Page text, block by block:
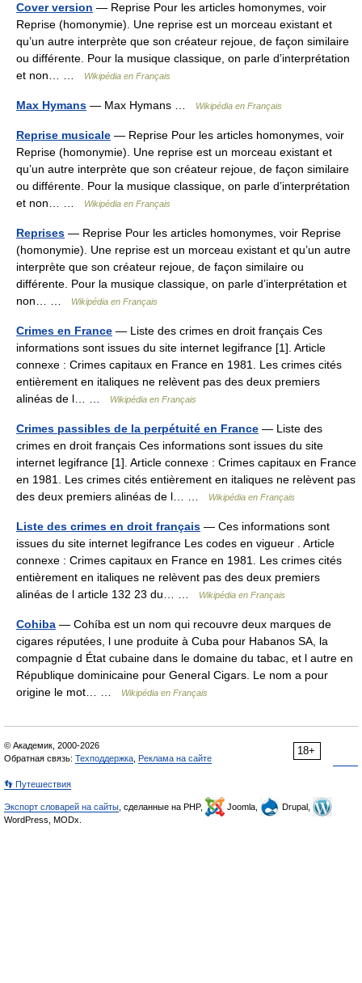
Cover version — Reprise Pour les articles homonymes, voir
Reprise (homonymie). Une reprise est un morceau existant et
qu’un autre interprète que son créateur rejoue, de façon similaire
ou différente. Pour la musique classique, on parle d’interprétation
et non… …
Wikipédia en Français
Max Hymans — Max Hymans … Wikipédia en Français
Reprise musicale — Reprise Pour les articles homonymes, voir
Reprise (homonymie). Une reprise est un morceau existant et
qu’un autre interprète que son créateur rejoue, de façon similaire
ou différente. Pour la musique classique, on parle d’interprétation
et non… …
Wikipédia en Français
Reprises — Reprise Pour les articles homonymes, voir Reprise
(homonymie). Une reprise est un morceau existant et qu’un autre
interprète que son créateur rejoue, de façon similaire ou
différente. Pour la musique classique, on parle d’interprétation et
non… …
Wikipédia en Français
Crimes en France — Liste des crimes en droit français Ces
informations sont issues du site internet legifrance [1]. Article
connexe : Crimes capitaux en France en 1981. Les crimes cités
entièrement en italiques ne relèvent pas des deux premiers
alinéas de l… …
Wikipédia en Français
Crimes passibles de la perpétuité en France — Liste des
crimes en droit français Ces informations sont issues du site
internet legifrance [1]. Article connexe : Crimes capitaux en France
en 1981. Les crimes cités entièrement en italiques ne relèvent pas
des deux premiers alinéas de l… …
Wikipédia en Français
Liste des crimes en droit français — Ces informations sont
issues du site internet legifrance Les codes en vigueur . Article
connexe : Crimes capitaux en France en 1981. Les crimes cités
entièrement en italiques ne relèvent pas des deux premiers
alinéas de l article 132 23 du… …
Wikipédia en Français
Cohiba — Cohíba est un nom qui recouvre deux marques de
cigares réputées, l une produite à Cuba pour Habanos SA, la
compagnie d État cubaine dans le domaine du tabac, et l autre en
République dominicaine pour General Cigars. Le nom a pour
origine le mot… …
Wikipédia en Français
18+
© Академик, 2000-2026
Обратная связь: Техподдержка Реклама на сайте
👣 Путешествия
Экспорт словарей на сайты , сделанные на PHP, Joomla,
Drupal,
WordPress, MODx.